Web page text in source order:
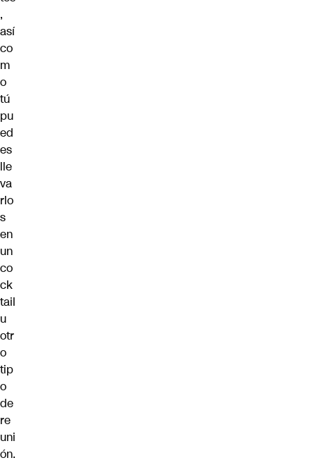
,
así
co
m
o
tú
pu
ed
es
lle
va
rlo
s
en
un
co
ck
tail
u
otr
o
tip
o
de
re
uni
ón.